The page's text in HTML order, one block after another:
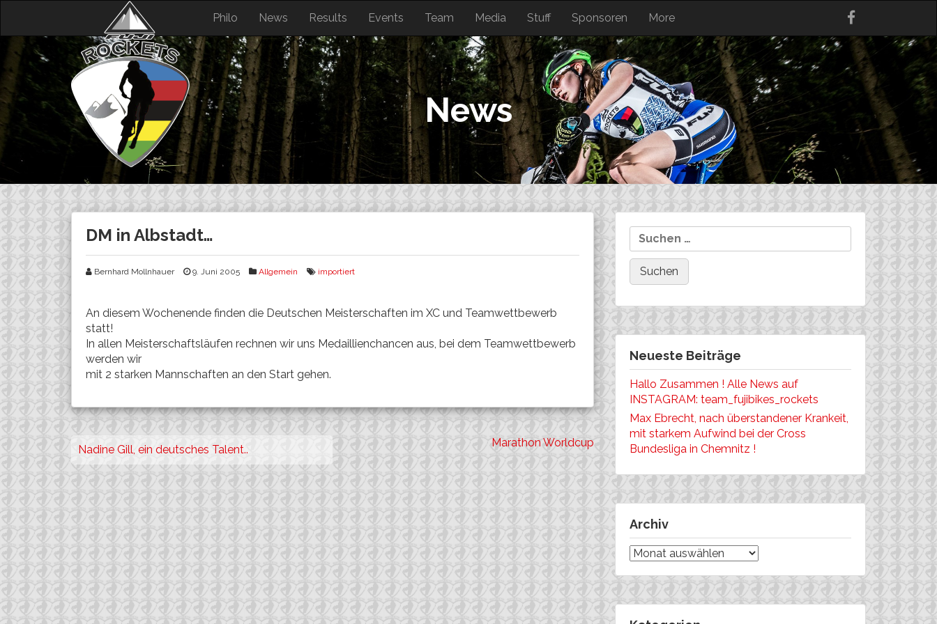
content
Philo News Results Events Team Media Stuff Sponsoren More
News
DM in Albstadt…
Bernhard Mollnhauer 9. Juni 2005 Allgemein importiert
An diesem Wochenende finden die Deutschen Meisterschaften im XC und Teamwettbewerb
statt!
In allen Meisterschaftsläufen rechnen wir uns Medaillienchancen aus, bei dem Teamwettbewerb
werden wir
mit 2 starken Mannschaften an den Start gehen.
Beitragsnavigation
Nadine Gill, ein deutsches Talent..
Marathon Worldcup
Suchen
nach:
Neueste Beiträge
Hallo Zusammen ! Alle News auf
INSTAGRAM: team_fujibikes_rockets
Max Ebrecht, nach überstandener Krankeit,
mit starkem Aufwind bei der Cross
Bundesliga in Chemnitz !
Archiv
Archiv